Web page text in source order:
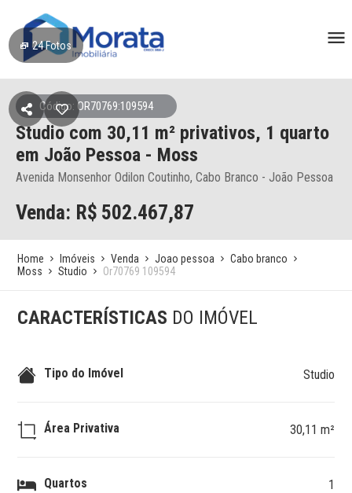
24Fotos
Código: OR70769:109594
Studio com 30,11 m² privativos, 1 quarto
em João Pessoa - Moss
Avenida Monsenhor Odilon Coutinho, Cabo Branco - João Pessoa
Venda: R$ 502.467,87
Home Imóveis Venda Joao pessoa
Cabo branco
Moss
Studio Or70769 109594
CARACTERÍSTICAS DO IMÓVEL
Tipo do Imóvel Studio
Área Privativa 30,11 m²
Quartos 1